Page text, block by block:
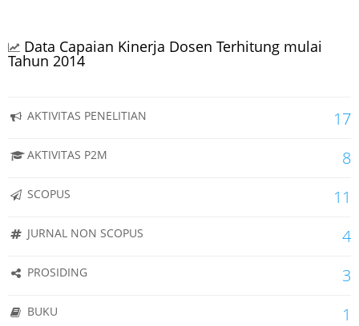
Data Capaian Kinerja Dosen Terhitung mulai
Tahun 2014
AKTIVITAS PENELITIAN 17
AKTIVITAS P2M 8
SCOPUS 11
JURNAL NON SCOPUS 4
PROSIDING 3
BUKU 1